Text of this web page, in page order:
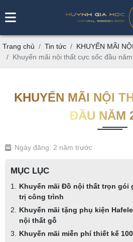
Trang chủ Tin tức
KHUYẾN MÃI
Khuyến mãi nội thất cực sốc đầu
KHUYẾN MÃI NỘI
ĐẦU NĂM
Ngày đăng: 2 năm trước
MỤC LỤC
Khuyến mãi Đồ nội thất trọn gói
trị công trình
Khuyến mãi tặng phụ kiện
nội thất gỗ
Khuyến mãi miễn phí thiết kế